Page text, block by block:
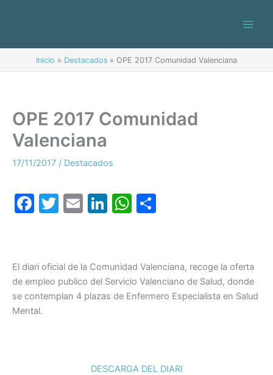
Inicio Destacados OPE 2017 Comunidad Valenciana
OPE 2017 Comunidad
Valenciana
17/11/2017 / Destacados
F
e
b
o
o
T
er
E
l
Li
e
dI
n
W
s
A
p
p
ar
tir
El diari oficial de la Comunidad Valenciana, recoge la oferta
de empleo publico del Servicio Valenciano de Salud, donde
se contemplan 4 plazas de Enfermero Especialista en Salud
Mental.
DESCARGA DEL DIARI